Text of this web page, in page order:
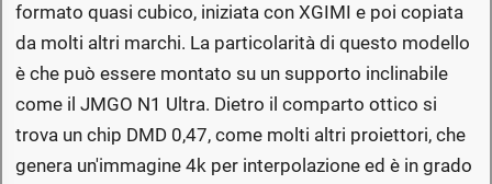
formato quasi cubico, iniziata con XGIMI e poi copiata
da molti altri marchi. La particolarità di questo modello
è che può essere montato su un supporto inclinabile
come il JMGO N1 Ultra. Dietro il comparto ottico si
trova un chip DMD 0,47, come molti altri proiettori, che
genera un'immagine 4k per interpolazione ed è in grado